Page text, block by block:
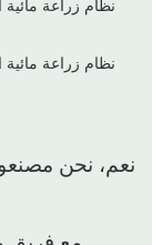
نعم، نحن